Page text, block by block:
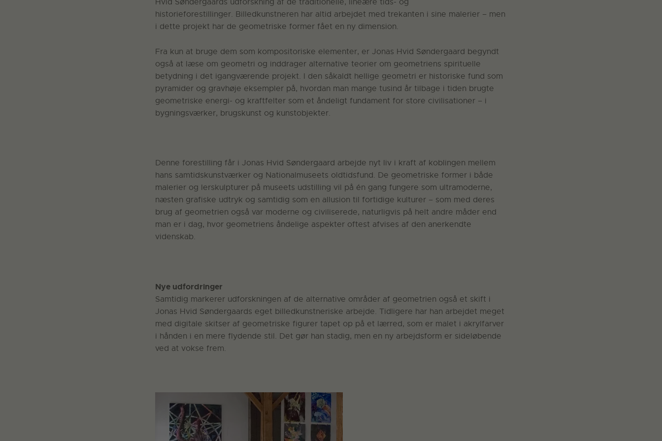
historieforestillinger. Billedkunstneren har altid arbejdet med trekanten i sine malerier – men
i dette projekt har de geometriske former fået en ny dimension.
Fra kun at bruge dem som kompositoriske elementer, er Jonas Hvid Søndergaard begyndt
også at læse om geometri og inddrager alternative teorier om geometriens spirituelle
betydning i det igangværende projekt. I den såkaldt hellige geometri er historiske fund som
pyramider og gravhøje eksempler på, hvordan man mange tusind år tilbage i tiden brugte
geometriske energi- og kraftfelter som et åndeligt fundament for store civilisationer – i
bygningsværker, brugskunst og kunstobjekter.
Denne forestilling får i Jonas Hvid Søndergaard arbejde nyt liv i kraft af koblingen mellem
hans samtidskunstværker og Nationalmuseets oldtidsfund. De geometriske former i både
malerier og lerskulpturer på museets udstilling vil på én gang fungere som ultramoderne,
næsten grafiske udtryk og samtidig som en allusion til fortidige kulturer – som med deres
brug af geometrien også var moderne og civiliserede, naturligvis på helt andre måder end
man er i dag, hvor geometriens åndelige aspekter oftest afvises af den anerkendte
videnskab.
Nye udfordringer
Samtidig markerer udforskningen af de alternative områder af geometrien også et skift i
Jonas Hvid Søndergaards eget billedkunstneriske arbejde. Tidligere har han arbejdet meget
med digitale skitser af geometriske figurer tapet op på et lærred, som er malet i akrylfarver
i hånden i en mere flydende stil. Det gør han stadig, men en ny arbejdsform er sideløbende
ved at vokse frem.